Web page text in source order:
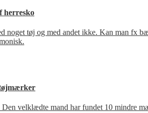
herresko
noget tøj og med andet ikke. Kan man fx
tøjmærker
Den velklædte mand har fundet 10 mindre